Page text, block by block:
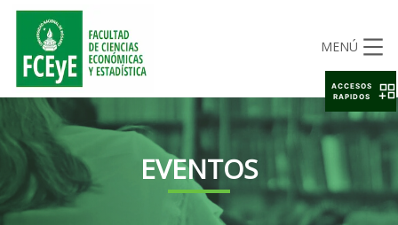
MENÚ
EVENTOS
ACCESOS
RAPIDOS